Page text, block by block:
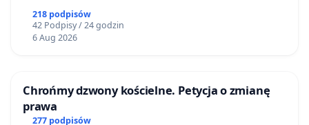
218 podpisów
42 Podpisy / 24 godzin
6 Aug 2026
Chrońmy dzwony kościelne. Petycja o zmianę
prawa
277 podpisów